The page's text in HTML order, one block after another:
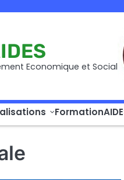
Economique et Social
Formation